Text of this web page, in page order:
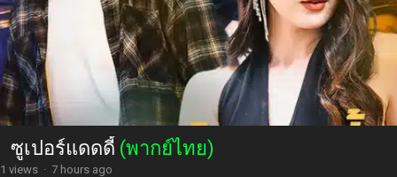
ซูเปอร์แดดดี้ (พากย์ไทย)
1 views · 7 hours ago